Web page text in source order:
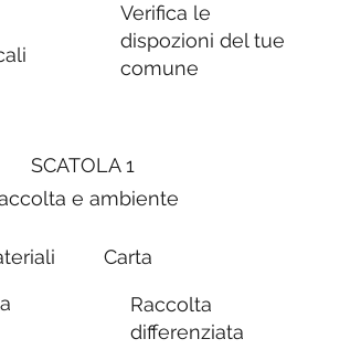
SCATOLA 1
e ambiente
Carta
Raccolta
differenziata
Verifica le
dispozioni del tue
comune